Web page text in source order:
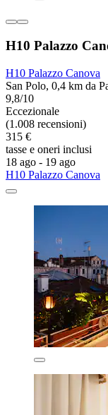
H10 Palazzo
H10 Palazzo Canova
San Polo, 0,4 km da
9,8/10
Eccezionale
(1.008 recensioni)
315 €
tasse e oneri inclusi
18 ago - 19 ago
H10 Palazzo Canova